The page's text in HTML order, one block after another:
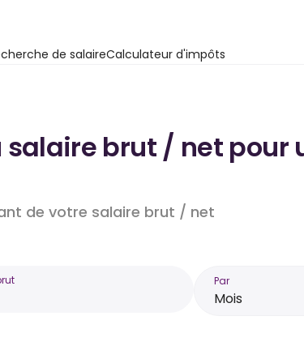
de salaireCalculateur d'impôts
brut / net pour
de votre salaire brut / net
Par
Mois